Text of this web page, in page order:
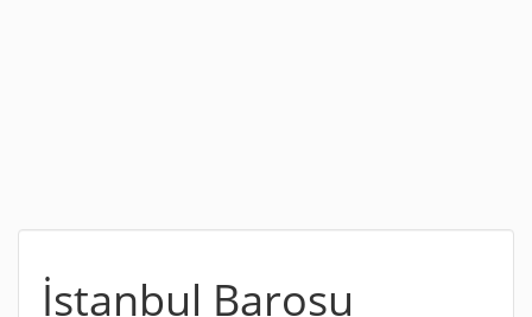
İstanbul Barosu